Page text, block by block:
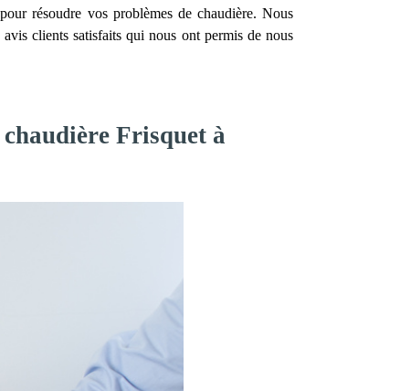
résoudre vos problèmes de chaudière. Nous
clients satisfaits qui nous ont permis de nous
Frisquet à